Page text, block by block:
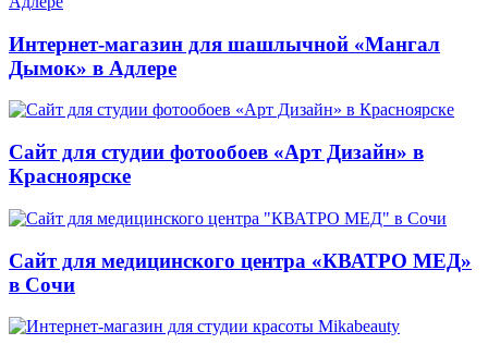
Интернет-магазин для шашлычной «Мангал
Дымок» в Адлере
Сайт для студии фотообоев «Арт Дизайн» в
Красноярске
Сайт для медицинского центра «КВАТРО МЕД»
в Сочи